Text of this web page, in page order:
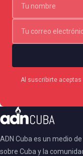
Al suscribirte aceptas
ADN Cuba es un medio
sobre Cuba y la